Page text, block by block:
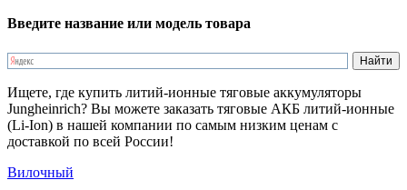
Введите название или модель товара
Ищете, где купить литий-ионные тяговые аккумуляторы
Jungheinrich? Вы можете заказать тяговые АКБ литий-ионные
(Li-Ion) в нашей компании по самым низким ценам с
доставкой по всей России!
Вилочный